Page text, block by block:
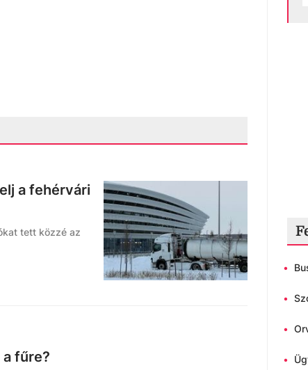
a fehérvári
tett közzé az
fűre?
•
•
•
•